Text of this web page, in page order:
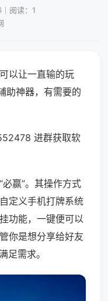
阅读：1
以让一直输的玩
助神器，有需要的
进群获取软
赢”。其操作方式
定义手机打牌系统
功能，一键便可以
你是想分享给好友
足需求。